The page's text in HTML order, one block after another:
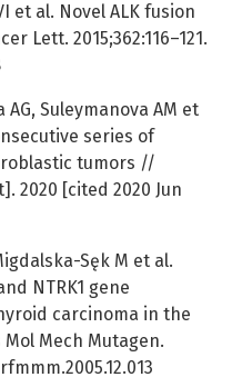
et al. Novel ALK fusion
Lett. 2015;362:116–121.
Suleymanova AM et
series of
tumors //
2020 [cited 2020 Jun
Sęk M et al.
NTRK1 gene
carcinoma in the
Mech Mutagen.